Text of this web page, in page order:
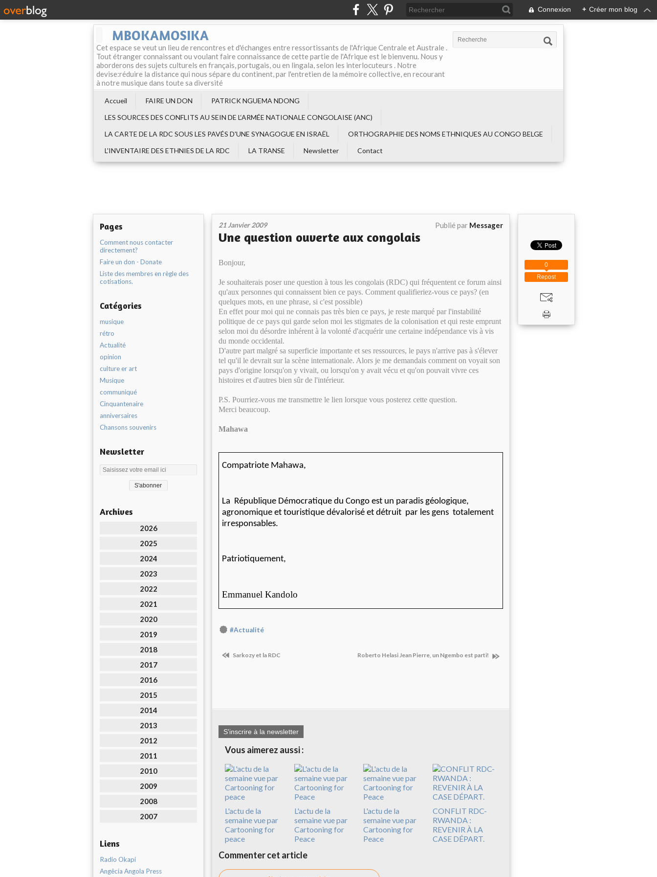
Connexion + Créer mon blog
MBOKAMOSIKA
Cet espace se veut un lieu de rencontres et d'échanges entre ressortissants de l'Afrique Centrale et Australe .
Tout étranger connaissant ou voulant faire connaissance de cette partie de l'Afrique est le bienvenu. Nous y
aborderons des sujets culturels en français, portugais, ou en lingala, selon les interlocuteurs . Notre
devise:réduire la distance qui nous sépare du continent, par l'entretien de la mémoire collective, en recourant
à notre musique dans toute sa diversité
Accueil FAIRE UN DON
PATRICK NGUEMA NDONG
LES SOURCES DES CONFLITS AU SEIN DE L‘ARMÉE NATIONALE CONGOLAISE (ANC)
LA CARTE DE LA RDC SOUS LES PAVÉS D'UNE SYNAGOGUE EN ISRAËL
ORTHOGRAPHIE DES NOMS ETHNIQUES AU CONGO BELGE
L'INVENTAIRE DES ETHNIES DE LA RDC
LA TRANSE Newsletter Contact
Pages
Comment nous contacter
directement?
Faire un don - Donate
Liste des membres en règle des
cotisations.
Catégories
musique
rétro
Actualité
opinion
culture er art
Musique
communiqué
Cinquantenaire
anniversaires
Chansons souvenirs
Newsletter
Archives
2026
2025
2024
2023
2022
2021
2020
2019
2018
2017
2016
2015
2014
2013
2012
2011
2010
2009
2008
2007
Liens
Radio Okapi
Angêcia Angola Press
21 Janvier 2009 Publié par Messager
Une question ouverte aux congolais
Bonjour,
Je souhaiterais poser une question à tous les congolais (RDC) qui fréquentent ce forum ainsi
qu'aux personnes qui connaissent bien ce pays. Comment qualifieriez-vous ce pays? (en
quelques mots, en une phrase, si c'est possible)
En effet pour moi qui ne connais pas très bien ce pays, je reste marqué par l'instabilité
politique de ce pays qui garde selon moi les stigmates de la colonisation et qui reste emprunt
selon moi du désordre inhérent à la volonté d'acquérir une certaine indépendance vis à vis
du monde occidental.
D'autre part malgré sa superficie importante et ses ressources, le pays n'arrive pas à s'élever
tel qu'il le devrait sur la scène internationale. Alors je me demandais comment on voyait son
pays d'origine lorsqu'on y vivait, ou lorsqu'on y avait vécu et qu'on pouvait vivre ces
histoires et d'autres bien sûr de l'intérieur.
P.S. Pourriez-vous me transmettre le lien lorsque vous posterez cette question.
Merci beaucoup.
Mahawa
Compatriote Mahawa,
La République Démocratique du Congo est un paradis géologique,
agronomique et touristique dévalorisé et détruit par les gens totalement
irresponsables.
Patriotiquement,
Emmanuel Kandolo
#Actualité
Sarkozy et la RDC Roberto Helasi Jean Pierre, un Ngembo est parti!
S'inscrire à la newsletter
Vous aimerez aussi :
L'actu de la
semaine vue par
Cartooning for
peace
L'actu de la
semaine vue par
Cartooning for
Peace
L'actu de la
semaine vue par
Cartooning for
Peace
CONFLIT RDC-
RWANDA :
REVENIR À LA
CASE DÉPART.
Commenter cet article
Repost
0